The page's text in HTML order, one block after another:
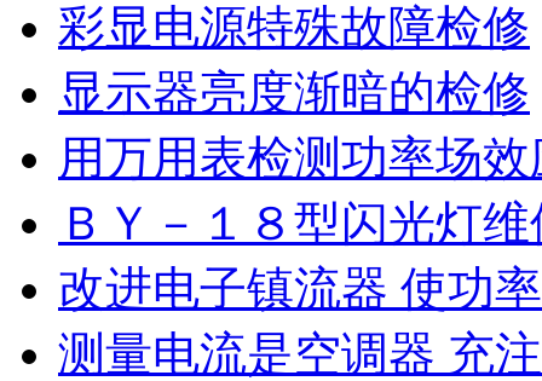
彩显电源特殊故障检修
显示器亮度渐暗的检修
用万用表检测功率场
ＢＹ－１８型闪光灯
改进电子镇流器 使功
测量电流是空调器 充